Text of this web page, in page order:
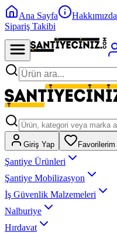
Ana Sayfa Hakkımızda
Sipariş Takibi
Giriş Yap Favorilerim
Şantiye Ürünleri
Şantiye Mobilizasyon
İş Güvenlik Malzemeleri
Nalburiye
Hırdavat